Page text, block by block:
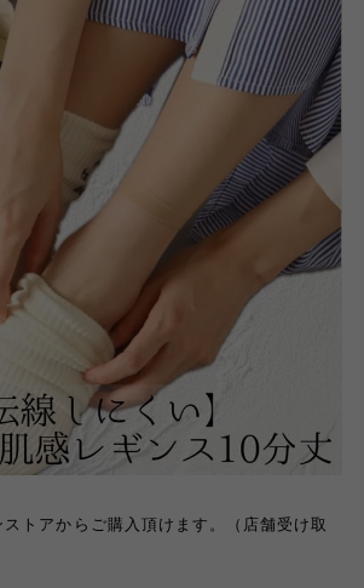
トアからご購入頂けます。（店舗受け取